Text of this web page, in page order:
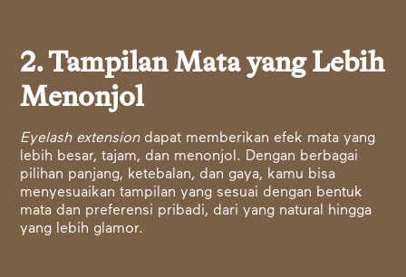
2. Tampilan Mata yang Lebih
Menonjol
Eyelash extensiondapat memberikan efek mata yang
lebih besar, tajam, dan menonjol. Dengan berbagai
pilihan panjang, ketebalan, dan gaya, kamu bisa
menyesuaikan tampilan yang sesuai dengan bentuk
mata dan preferensi pribadi, dari yang natural hingga
yang lebih glamor.